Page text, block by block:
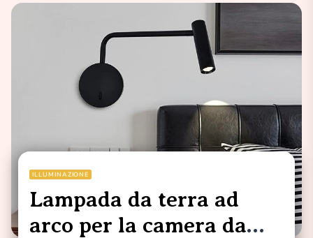
ILLUMINAZIONE
Lampada da terra ad
arco per la camera da